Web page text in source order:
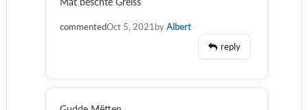
commentedOct 5, 2021 byAlbert
reply